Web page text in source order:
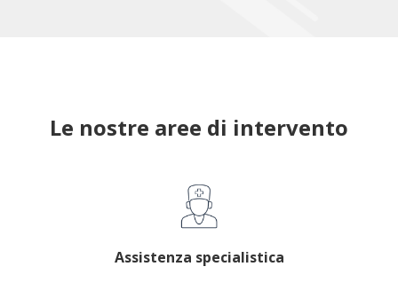
Le nostre aree di intervento
Assistenza specialistica